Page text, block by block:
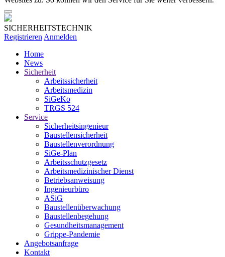
SICHERHEITSTECHNIK
Registrieren Anmelden
Home
News
Sicherheit
Arbeitssicherheit
Arbeitsmedizin
SiGeKo
TRGS 524
Service
Sicherheitsingenieur
Baustellensicherheit
Baustellenverordnung
SiGe-Plan
Arbeitsschutzgesetz
Arbeitsmedizinischer Dienst
Betriebsanweisung
Ingenieurbüro
ASiG
Baustellenüberwachung
Baustellenbegehung
Gesundheitsmanagement
Grippe-Pandemie
Angebotsanfrage
Kontakt